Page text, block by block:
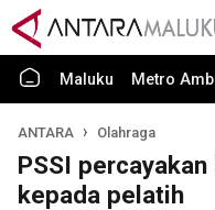
Maluku Metro
ANTARA Olahraga
PSSI
kepada pelatih